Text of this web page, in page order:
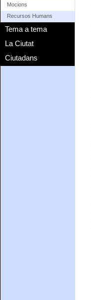
Mocions
Recursos Humans
Tema a tema
La Ciutat
Ciutadans